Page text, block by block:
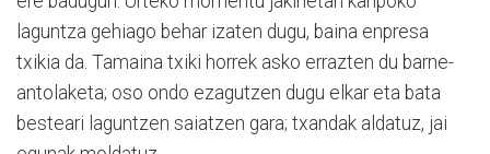
laguntza gehiago behar izaten dugu, baina enpresa
txikia da. Tamaina txiki horrek asko errazten du barne-
antolaketa; oso ondo ezagutzen dugu elkar eta bata
besteari laguntzen saiatzen gara; txandak aldatuz, jai